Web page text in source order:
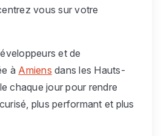
vous sur votre
et de
à Amiens dans les Hauts-
chaque jour pour rendre
plus performant et plus